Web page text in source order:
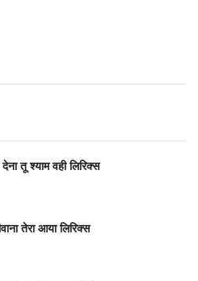
तू श्याम वही लिरिक्स
तेरा आया लिरिक्स